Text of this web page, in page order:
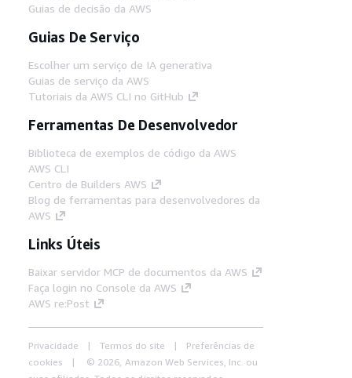
Guias de decisão da AWS
Guias De Serviço
Escolher um serviço de IA generativa
Guias de serviço da AWS
Tutoriais da AWS CLI no GitHub
Ferramentas De Desenvolvedor
Biblioteca de exemplos de código da AWS
AWS CLI
Centro de Builders AWS
Blog de ferramentas para desenvolvedores da
AWS
Links Úteis
Baixar servidor MCP de documentos da AWS
Faça login no Console da AWS
AWS re:Post
Privacidade Termos do site
Preferências de
cookies
© 2026, Amazon Web Services, Inc. ou